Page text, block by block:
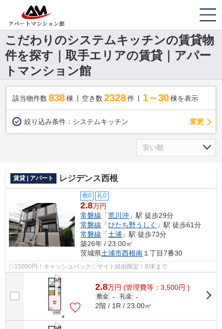
こだわりのシステムキッチンの賃貸物
件を探す｜取手エリアの賃貸｜アパー
トマンション館
該当物件数 838棟 空き数 2328 件 1～30 棟を表示
絞り込み条件： システムキッチン 変更
賃貸 | アパート レジデンス西根
敷0 礼0
2.8万円
常磐線 「荒川沖 」駅 徒歩29分
常磐線 「ひたち野うしく
」駅 徒歩61分
常磐線 「土浦 」駅 徒歩73分
築26年 / 23.00㎡
茨城県土浦市西根南 １丁目7番30
◇15000円！キャッシュバック◇サイト経由限定！8/末まで
2.8万円 (管理費等：3,500円 )
敷金 - 礼金 -
2階 / 1R / 23.00㎡